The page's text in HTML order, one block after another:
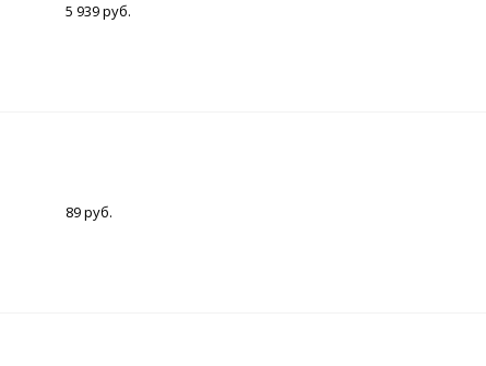
5 939 руб.
89 руб.